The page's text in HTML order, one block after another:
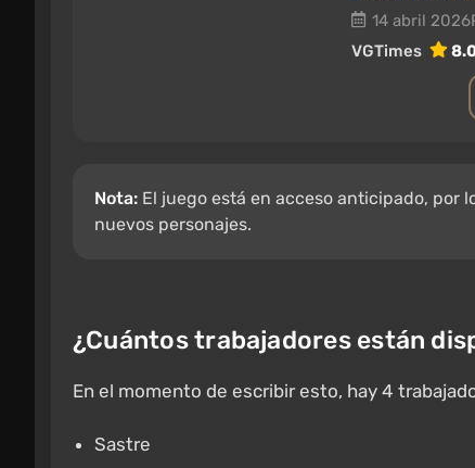
14 abril 2026
VGTimes
Nota: El juego está en acceso anticipado, por
nuevos personajes.
¿Cuántos trabajadores están
En el momento de escribir esto, hay 4
Sastre